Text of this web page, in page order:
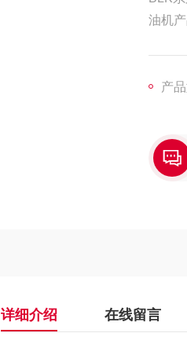
油机
产
详细介绍 在线留言